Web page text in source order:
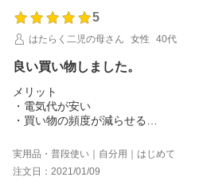
5
はたらく二児の母さん
女性 40代
良い買い物しました。
メリット
・電気代が安い
・買い物の頻度が減らせる
・食品ロスが減らせる(農家の知り合
届くことがある)
・冷凍庫に余裕があるっていう安心感
い買い物したわーって思います。
実用品・普段使い｜自分用｜はじめて
注文日：2021/01/09